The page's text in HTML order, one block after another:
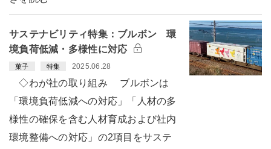
サステナビリティ特集：ブルボン 環
境負荷低減・多様性に対応
菓子 特集 2025.06.28
◇わが社の取り組み ブルボンは
「環境負荷低減への対応」「人材の多
様性の確保を含む人材育成および社内
環境整備への対応」の2項目をサステ